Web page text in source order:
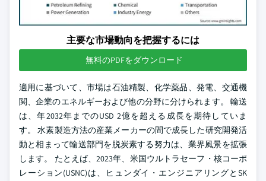
主要な市場動向を把握するには
無料のPDFをダウンロード
適用に基づいて、市場は石油精製、化学薬品、発電、交通機
関、企業のエネルギーおよび他の分野に分けられます。 輸送
は、年2032年までのUSD 2億を超える成長を期待していま
す。 水素製造方法の産業メーカーの間で成長した研究開発活
動と相まって輸送部門を脱炭素する努力は、業界風景を拡張
します。 たとえば、2023年、米国ウルトラセーフ・核コーポ
レーション(USNC)は、ヒュンダイ・エンジニアリングとSK